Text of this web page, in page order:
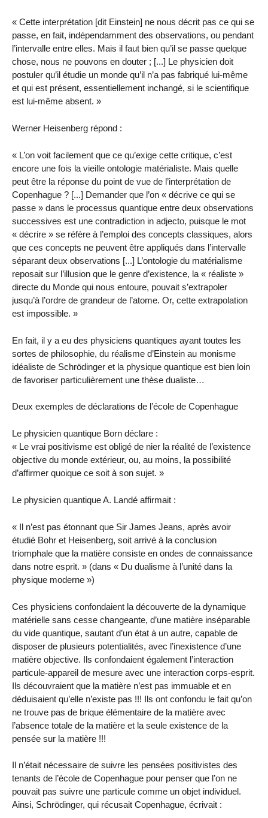
« Cette interprétation [dit Einstein] ne nous décrit pas ce qui se
passe, en fait, indépendamment des observations, ou pendant
l’intervalle entre elles. Mais il faut bien qu’il se passe quelque
chose, nous ne pouvons en douter ; [...] Le physicien doit
postuler qu’il étudie un monde qu’il n’a pas fabriqué lui-même
et qui est présent, essentiellement inchangé, si le scientifique
est lui-même absent. »
Werner Heisenberg répond :
« L’on voit facilement que ce qu’exige cette critique, c’est
encore une fois la vieille ontologie matérialiste. Mais quelle
peut être la réponse du point de vue de l’interprétation de
Copenhague ? [...] Demander que l’on « décrive ce qui se
passe » dans le processus quantique entre deux observations
successives est une contradiction in adjecto, puisque le mot
« décrire » se réfère à l’emploi des concepts classiques, alors
que ces concepts ne peuvent être appliqués dans l’intervalle
séparant deux observations [...] L’ontologie du matérialisme
reposait sur l’illusion que le genre d’existence, la « réaliste »
directe du Monde qui nous entoure, pouvait s’extrapoler
jusqu’à l’ordre de grandeur de l’atome. Or, cette extrapolation
est impossible. »
En fait, il y a eu des physiciens quantiques ayant toutes les
sortes de philosophie, du réalisme d’Einstein au monisme
idéaliste de Schrödinger et la physique quantique est bien loin
de favoriser particulièrement une thèse dualiste…
Deux exemples de déclarations de l’école de Copenhague
Le physicien quantique Born déclare :
« Le vrai positivisme est obligé de nier la réalité de l’existence
objective du monde extérieur, ou, au moins, la possibilité
d’affirmer quoique ce soit à son sujet. »
Le physicien quantique A. Landé affirmait :
« Il n’est pas étonnant que Sir James Jeans, après avoir
étudié Bohr et Heisenberg, soit arrivé à la conclusion
triomphale que la matière consiste en ondes de connaissance
dans notre esprit. » (dans « Du dualisme à l’unité dans la
physique moderne »)
Ces physiciens confondaient la découverte de la dynamique
matérielle sans cesse changeante, d’une matière inséparable
du vide quantique, sautant d’un état à un autre, capable de
disposer de plusieurs potentialités, avec l’inexistence d’une
matière objective. Ils confondaient également l’interaction
particule-appareil de mesure avec une interaction corps-esprit.
Ils découvraient que la matière n’est pas immuable et en
déduisaient qu’elle n’existe pas !!! Ils ont confondu le fait qu’on
ne trouve pas de brique élémentaire de la matière avec
l’absence totale de la matière et la seule existence de la
pensée sur la matière !!!
Il n’était nécessaire de suivre les pensées positivistes des
tenants de l’école de Copenhague pour penser que l’on ne
pouvait pas suivre une particule comme un objet individuel.
Ainsi, Schrödinger, qui récusait Copenhague, écrivait :